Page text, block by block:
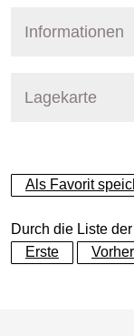
Informationen
Lagekarte
+
−
Als Favorit
Durch die Liste
Erste